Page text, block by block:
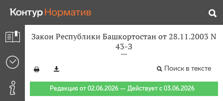
Закон Республики Башкортостан от 28.11.2003 N
43-З
Поиск в тексте
Редакция от 02.06.2026 — Действует с 03.06.2026